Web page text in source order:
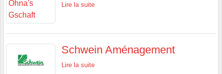
Lire la suite
Schwein Aménagement
Lire la suite